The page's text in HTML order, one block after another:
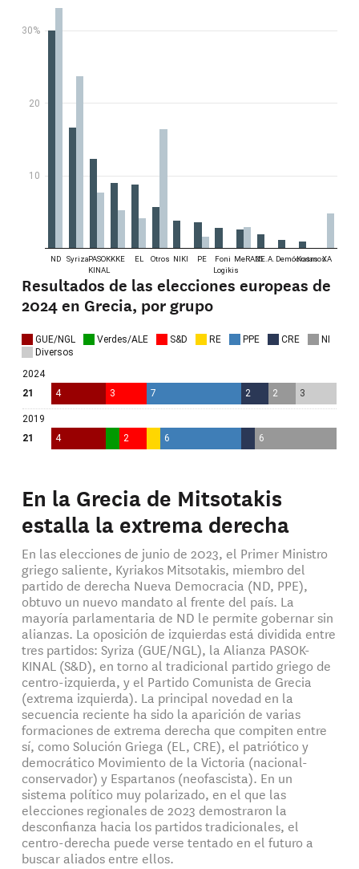
Resultados de las elecciones europeas de
2024 en Grecia, por grupo
En la Grecia de Mitsotakis
estalla la extrema derecha
En las elecciones de junio de 2023, el Primer Ministro
griego saliente, Kyriakos Mitsotakis, miembro del
partido de derecha Nueva Democracia (ND, PPE),
obtuvo un nuevo mandato al frente del país. La
mayoría parlamentaria de ND le permite gobernar sin
alianzas. La oposición de izquierdas está dividida entre
tres partidos: Syriza (GUE/NGL), la Alianza PASOK-
KINAL (S&D), en torno al tradicional partido griego de
centro-izquierda, y el Partido Comunista de Grecia
(extrema izquierda). La principal novedad en la
secuencia reciente ha sido la aparición de varias
formaciones de extrema derecha que compiten entre
sí, como Solución Griega (EL, CRE), el patriótico y
democrático Movimiento de la Victoria (nacional-
conservador) y Espartanos (neofascista). En un
sistema político muy polarizado, en el que las
elecciones regionales de 2023 demostraron la
desconfianza hacia los partidos tradicionales, el
centro-derecha puede verse tentado en el futuro a
buscar aliados entre ellos.